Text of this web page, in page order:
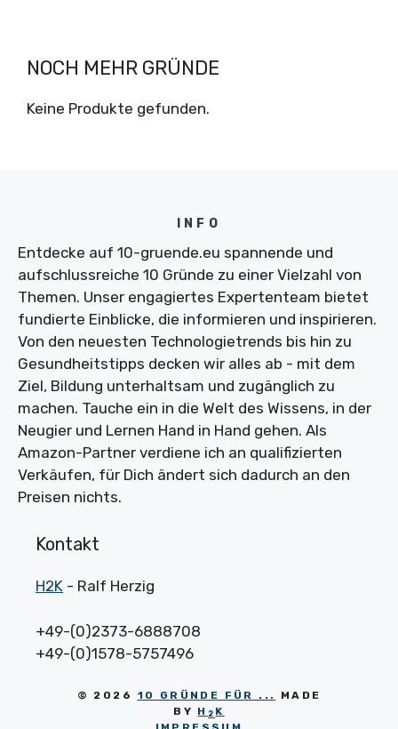
NOCH MEHR GRÜNDE
Keine Produkte gefunden.
INFO
Entdecke auf 10-gruende.eu spannende und
aufschlussreiche 10 Gründe zu einer Vielzahl von
Themen. Unser engagiertes Expertenteam bietet
fundierte Einblicke, die informieren und inspirieren.
Von den neuesten Technologietrends bis hin zu
Gesundheitstipps decken wir alles ab - mit dem
Ziel, Bildung unterhaltsam und zugänglich zu
machen. Tauche ein in die Welt des Wissens, in der
Neugier und Lernen Hand in Hand gehen. Als
Amazon-Partner verdiene ich an qualifizierten
Verkäufen, für Dich ändert sich dadurch an den
Preisen nichts.
Kontakt
H2K - Ralf Herzig
+49-(0)2373-6888708
+49-(0)1578-5757496
© 2026 10 GRÜNDE FÜR ...
MADE
BY H 2K